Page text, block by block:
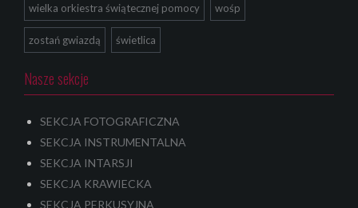
wielka orkiestra świątecznej pomocy wośp
zostań gwiazdą świetlica
Nasze sekcje
SEKCJA FOTOGRAFICZNA
SEKCJA INSTRUMENTALNA
SEKCJA INTARSJI
SEKCJA KRAWIECKA
SEKCJA PERKUSYJNA